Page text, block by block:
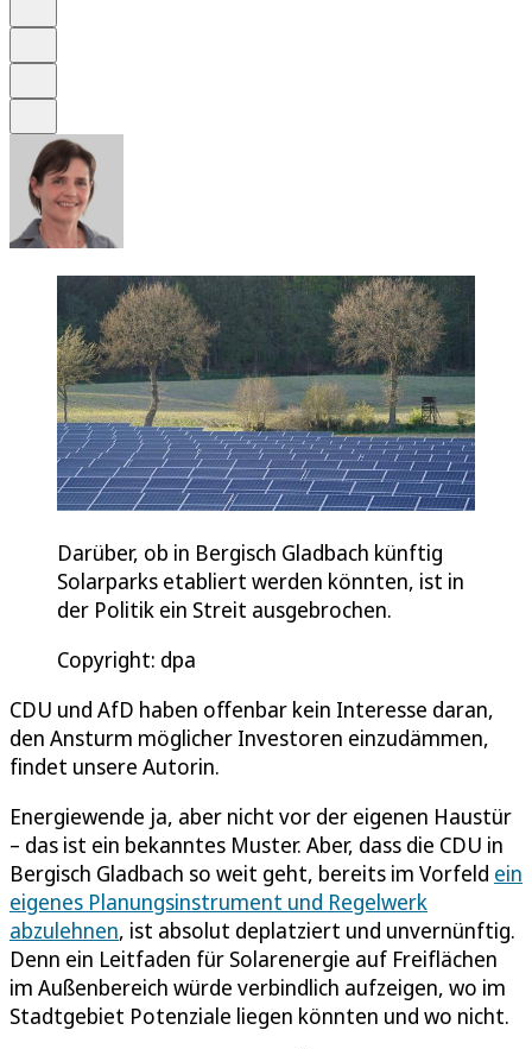
Darüber, ob in Bergisch Gladbach künftig
Solarparks etabliert werden könnten, ist in
der Politik ein Streit ausgebrochen.
Copyright: dpa
CDU und AfD haben offenbar kein Interesse daran,
den Ansturm möglicher Investoren einzudämmen,
findet unsere Autorin.
Energiewende ja, aber nicht vor der eigenen Haustür
– das ist ein bekanntes Muster. Aber, dass die CDU in
Bergisch Gladbach so weit geht, bereits im Vorfeld ein
eigenes Planungsinstrument und Regelwerk
abzulehnen, ist absolut deplatziert und unvernünftig.
Denn ein Leitfaden für Solarenergie auf Freiflächen
im Außenbereich würde verbindlich aufzeigen, wo im
Stadtgebiet Potenziale liegen könnten und wo nicht.